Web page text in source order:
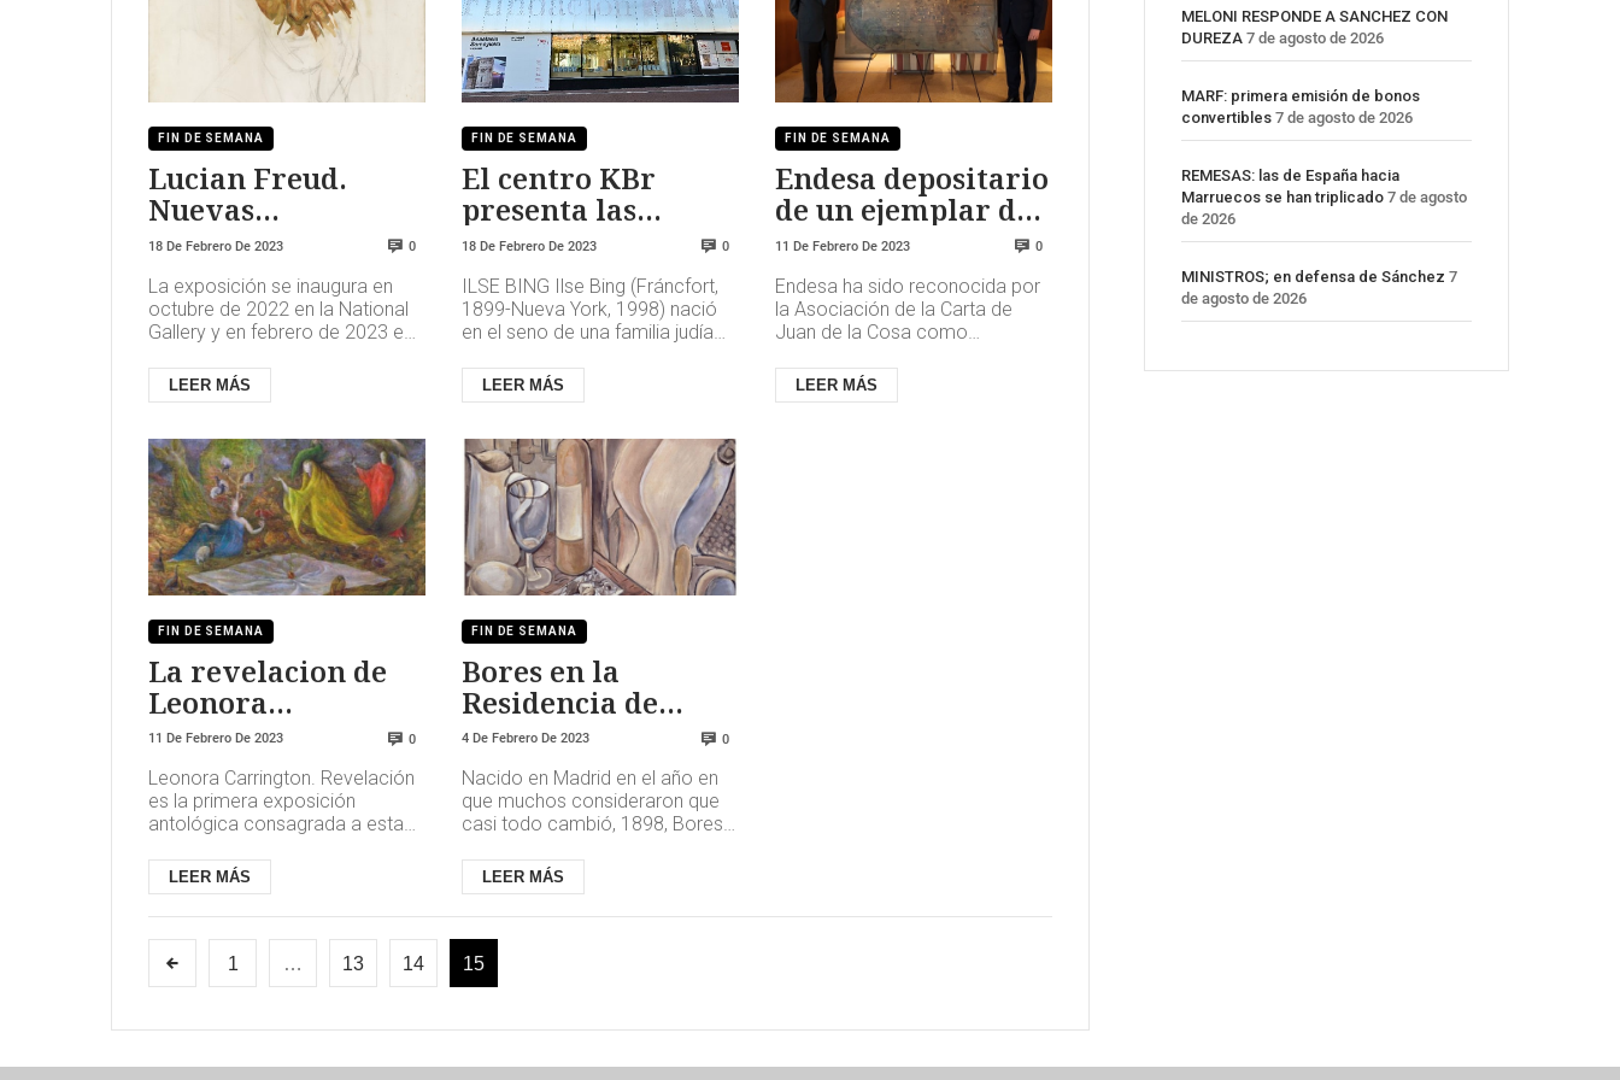
FIN DE SEMANA
Lucian Freud.
Nuevas
perspectivas
18 De Febrero De 2023 0
La exposición se inaugura en
octubre de 2022 en la National
Gallery y en febrero de 2023 en
obras que muestran las ...
LEER MÁS
FIN DE SEMANA
El centro KBr
presenta las
muestras “Ilse
Bing” y “Anastasia
Samoylova. Image
Cities”
18 De Febrero De 2023 0
ILSE BING Ilse Bing (Fráncfort,
1899-Nueva York, 1998) nació
en el seno de una familia judía
su vocación fotográfic...
LEER MÁS
FIN DE SEMANA
Endesa depositario
de un ejemplar de
la Carta de Juan de
la Cosa
11 De Febrero De 2023 0
Endesa ha sido reconocida por
la Asociación de la Carta de
Juan de la Cosa como
ejemplares de la Carta de Juan
de la Co...
LEER MÁS
FIN DE SEMANA
La revelacion de
Leonora
Carrington
11 De Febrero De 2023 0
Leonora Carrington. Revelación
es la primera exposición
antológica consagrada a esta
España. Autora versátil y
ecléctic...
LEER MÁS
FIN DE SEMANA
Bores en la
Residencia de
Estudiantes
4 De Febrero De 2023 0
Nacido en Madrid en el año en
que muchos consideraron que
casi todo cambió, 1898, Bores
participar en la Exposición de
A...
LEER MÁS
1 … 13 14 15
MELONI RESPONDE A SANCHEZ CON
DUREZA 7 de agosto de 2026
MARF: primera emisión de bonos
convertibles 7 de agosto de 2026
REMESAS: las de España hacia
Marruecos se han triplicado 7 de agosto
de 2026
MINISTROS; en defensa de Sánchez 7
de agosto de 2026